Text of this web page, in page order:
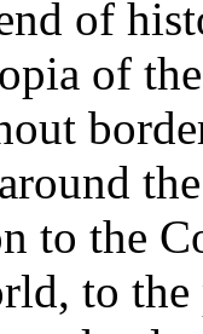
of
of
to the
to the